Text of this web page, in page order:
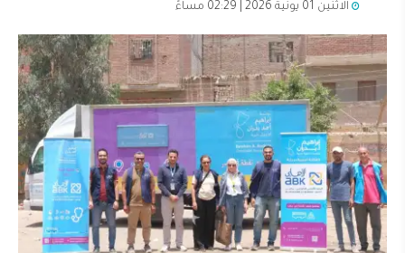
الاثنين 01 يونية 2026 | 02:29 مساءً